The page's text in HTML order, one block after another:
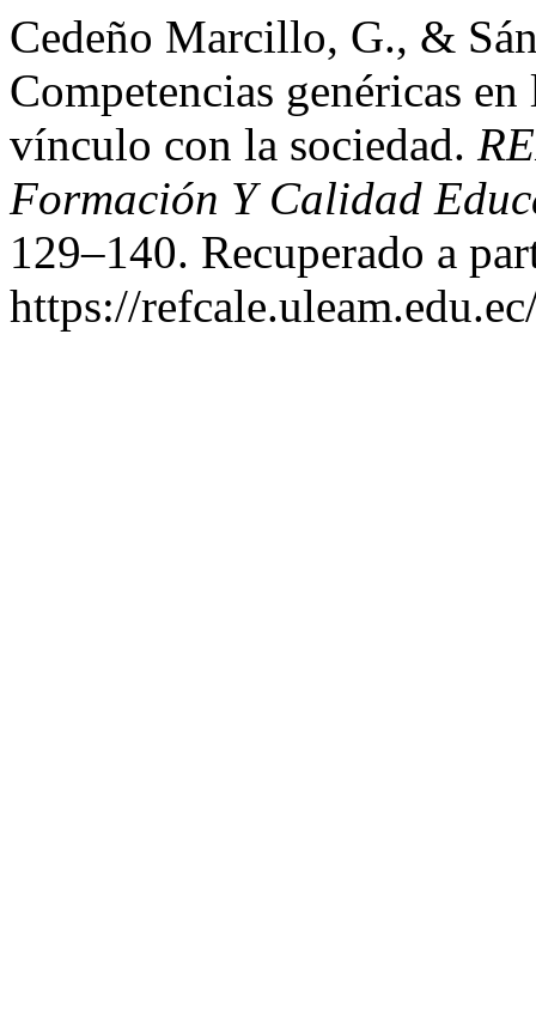
Cedeño Marcillo, G., &
Competencias genéricas
vínculo con la sociedad.
Formación Y Calidad
129–140. Recuperado a
https://